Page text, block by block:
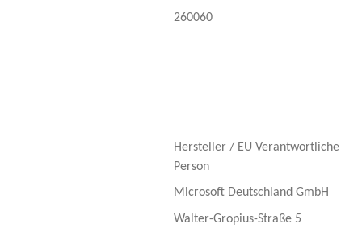
260060
Hersteller / EU Verantwortliche
Person
Microsoft Deutschland GmbH
Walter-Gropius-Straße 5